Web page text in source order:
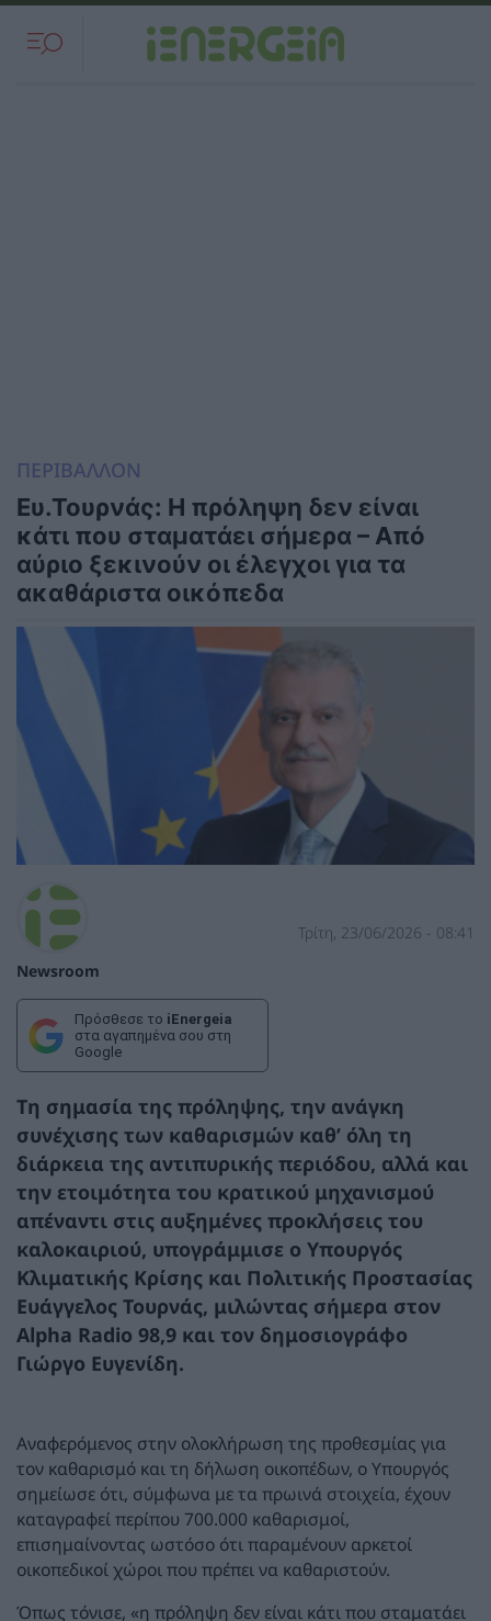
ΠΕΡΙΒΑΛΛΟΝ
Ευ.Τουρνάς: Η πρόληψη δεν είναι
κάτι που σταματάει σήμερα – Από
αύριο ξεκινούν οι έλεγχοι για τα
ακαθάριστα οικόπεδα
Newsroom
Τρίτη, 23/06/2026 - 08:41
Πρόσθεσε το iEnergeia
στα αγαπημένα σου στη
Google
Τη σημασία της πρόληψης, την ανάγκη
συνέχισης των καθαρισμών καθ’ όλη τη
διάρκεια της αντιπυρικής περιόδου, αλλά και
την ετοιμότητα του κρατικού μηχανισμού
απέναντι στις αυξημένες προκλήσεις του
καλοκαιριού, υπογράμμισε ο Υπουργός
Κλιματικής Κρίσης και Πολιτικής Προστασίας
Ευάγγελος Τουρνάς, μιλώντας σήμερα στον
Alpha Radio 98,9 και τον δημοσιογράφο
Γιώργο Ευγενίδη.
Αναφερόμενος στην ολοκλήρωση της προθεσμίας για
τον καθαρισμό και τη δήλωση οικοπέδων, ο Υπουργός
σημείωσε ότι, σύμφωνα με τα πρωινά στοιχεία, έχουν
καταγραφεί περίπου 700.000 καθαρισμοί,
επισημαίνοντας ωστόσο ότι παραμένουν αρκετοί
οικοπεδικοί χώροι που πρέπει να καθαριστούν.
Όπως τόνισε, «η πρόληψη δεν είναι κάτι που σταματάει